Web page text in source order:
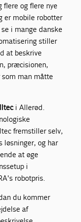
flere og flere nye
er mobile robotter
i mange danske
stiller
at beskrive
præcisionen,
man måtte
i Allerød.
fremstiller selv,
løsninger, og har
at øge
i
robotpris.
du kommer
af